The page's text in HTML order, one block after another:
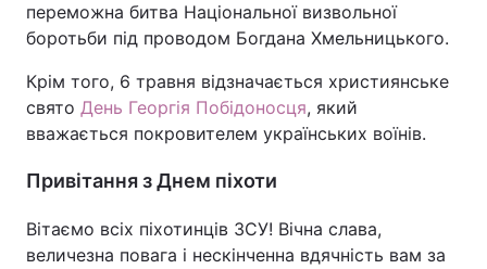
переможна битва Національної визвольної
боротьби під проводом Богдана Хмельницького.
Крім того, 6 травня відзначається християнське
свято День Георгія Побідоносця, який
вважається покровителем українських воїнів.
Привітання з Днем піхоти
Вітаємо всіх піхотинців ЗСУ! Вічна слава,
величезна повага і нескінченна вдячність вам за